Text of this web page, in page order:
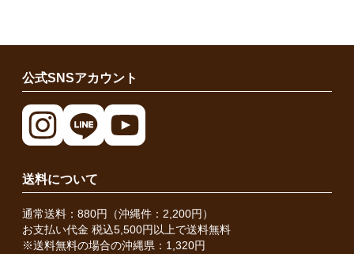
公式SNSアカウント
送料について
通常送料：880円（沖縄件：2,200円）
お支払い代金 税込5,500円以上で送料無料
※送料無料の場合の沖縄県：1,320円